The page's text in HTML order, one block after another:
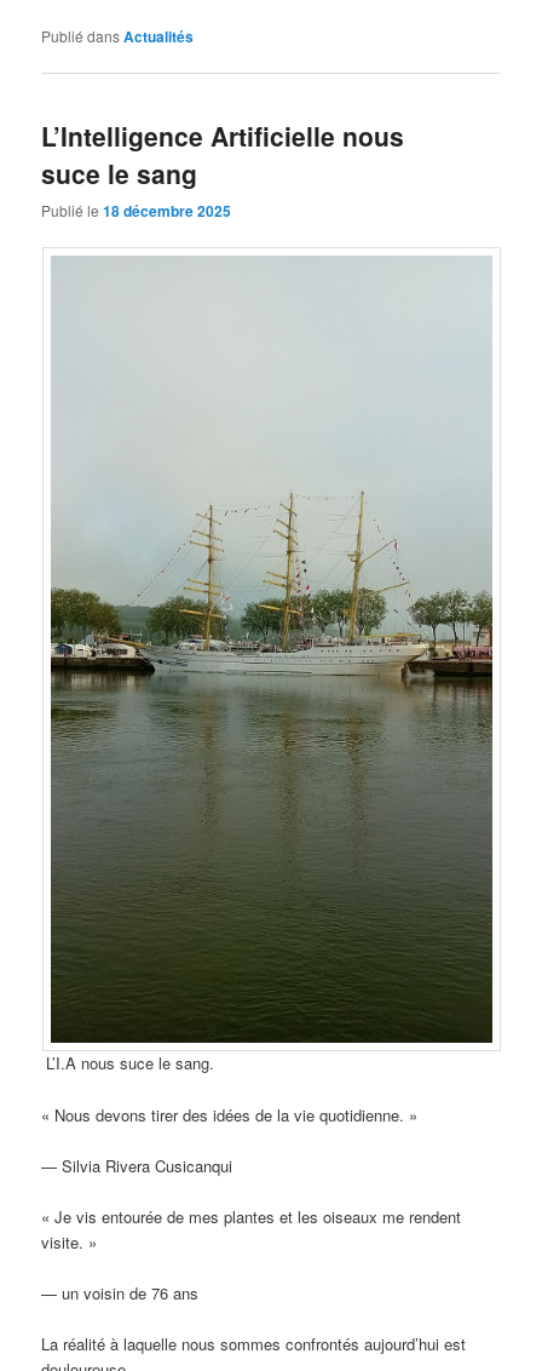
Publié dansActualités
L’Intelligence Artificielle nous
suce le sang
Publié le18 décembre 2025
L’I.A nous suce le sang.
« Nous devons tirer des idées de la vie quotidienne. »
— Silvia Rivera Cusicanqui
« Je vis entourée de mes plantes et les oiseaux me rendent
visite. »
— un voisin de 76 ans
La réalité à laquelle nous sommes confrontés aujourd’hui est